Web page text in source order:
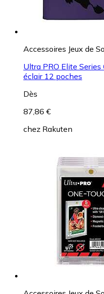
Accessoires Jeux de
Ultra PRO Elite Series
éclair 12 poches
Dès
87,86 €
chez Rakuten